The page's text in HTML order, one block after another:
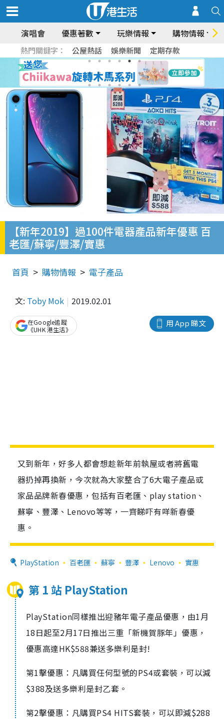
演唱會 優惠著數 玩樂情報 購物情報
熱門關鍵字： 公屋熱話 娛樂新聞 定期存款
【新年2019】過100件電器產品新年優惠 百
老匯/蘇寧/豐澤/實惠
首頁 購物情報 電子產品
文: Toby Mok 2019.02.01
用 App 睇文
在Google追蹤
《UHK 港生活》
又到新年，好多人都會想趁新年前執屋或者將舊電
器扔掉再換新，今次就為大家整合了6大電子產品或
家品品牌新春優惠，包括有百老匯、play station、
蘇寧、豐澤、Lenovo等等，一齊睇吓有咩新春優
惠。
PlayStation 百老匯 蘇寧 豐澤 Lenovo 實惠
第 1 站 PlayStation
PlayStation同樣推出迎豬年電子產品優惠，由1月
18日起至2月17日推出三重「新機賀豚年」優惠，
優惠高達HK$588兼送多樂利是封!
第1擊優惠：凡購買任何型號的PS4或套裝，可以減
$388及送多樂利是封乙套。
第2擊優惠：凡購買PS4 HITS套裝，可以即減$288